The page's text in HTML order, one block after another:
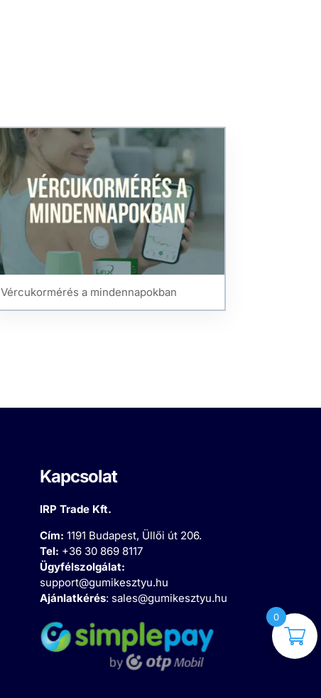
Vércukormérés a mindennapokban
Kapcsolat
IRP Trade Kft.
Cím: 1191 Budapest, Üllői út 206.
Tel: +36 30 869 8117
Ügyfélszolgálat:
support@gumikesztyu.hu
Ajánlatkérés: sales@gumikesztyu.hu
0